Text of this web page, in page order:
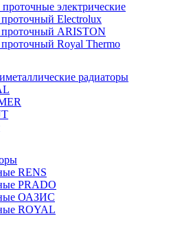
электрические
проточный Electrolux
проточный ARISTON
проточный Royal Thermo
радиаторы
RENS
PRADO
ОАЗИС
ROYAL